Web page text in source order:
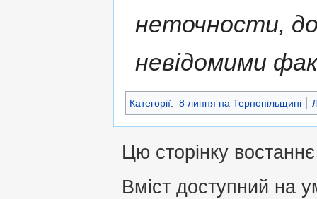
неточности,
невідомими
Категорії: 8 липня на Тернопільщині
Цю сторінку
Вміст доступний на